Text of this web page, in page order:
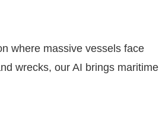
where massive vessels face
wrecks, our AI brings maritime